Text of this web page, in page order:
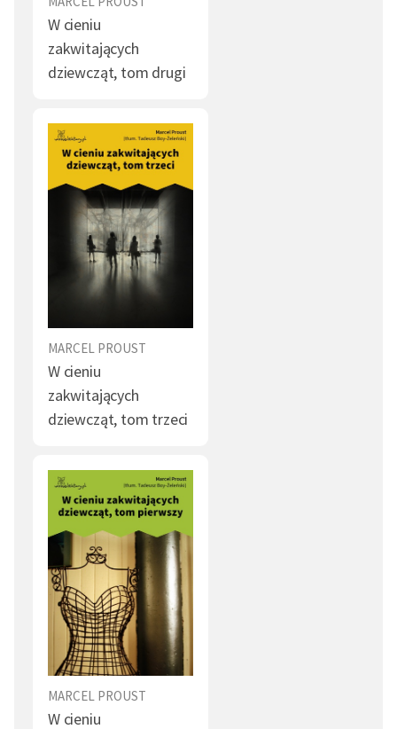
Zazdrość (3)
Samotność (2)
Pan (2)
Historia (2)
Gość (2)
Wojna (2)
Obrzędy (2)
Pocałunek (2)
Obcy (2)
Kobieta "upadła" (2)
Żołnierz (1)
Rozpacz (1)
Wdowa (1)
Obowiązek (1)
Droga (1)
Pobożność (1)
Pieniądz (1)
Ucieczka (1)
Żyd (1)
Łzy (1)
Katastrofa (1)
Lato (1)
Podróż (1)
Błoto (1)
Smutek (1)
W cieniu
zakwitających
dziewcząt, tom drugi
MARCEL PROUST
W cieniu
zakwitających
dziewcząt, tom trzeci
MARCEL PROUST
W cieniu